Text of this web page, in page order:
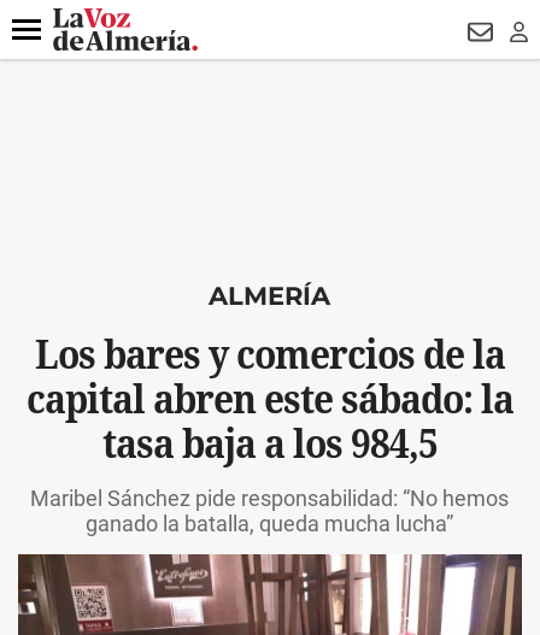
DESTACADO CONDENADOS
Menú
ALMERÍA
Los bares y comercios de la
capital abren este sábado: la
tasa baja a los 984,5
Maribel Sánchez pide responsabilidad: “No hemos
ganado la batalla, queda mucha lucha”